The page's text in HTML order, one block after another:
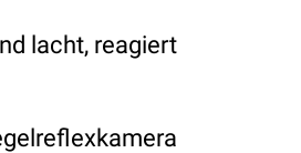
lacht, reagiert